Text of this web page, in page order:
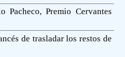
Pacheco, Premio Cervantes
de trasladar los restos de